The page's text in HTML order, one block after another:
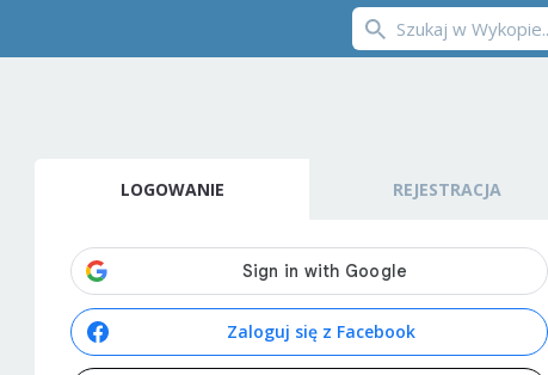
LOGOWANIE REJESTRACJA
Zaloguj się z Facebook